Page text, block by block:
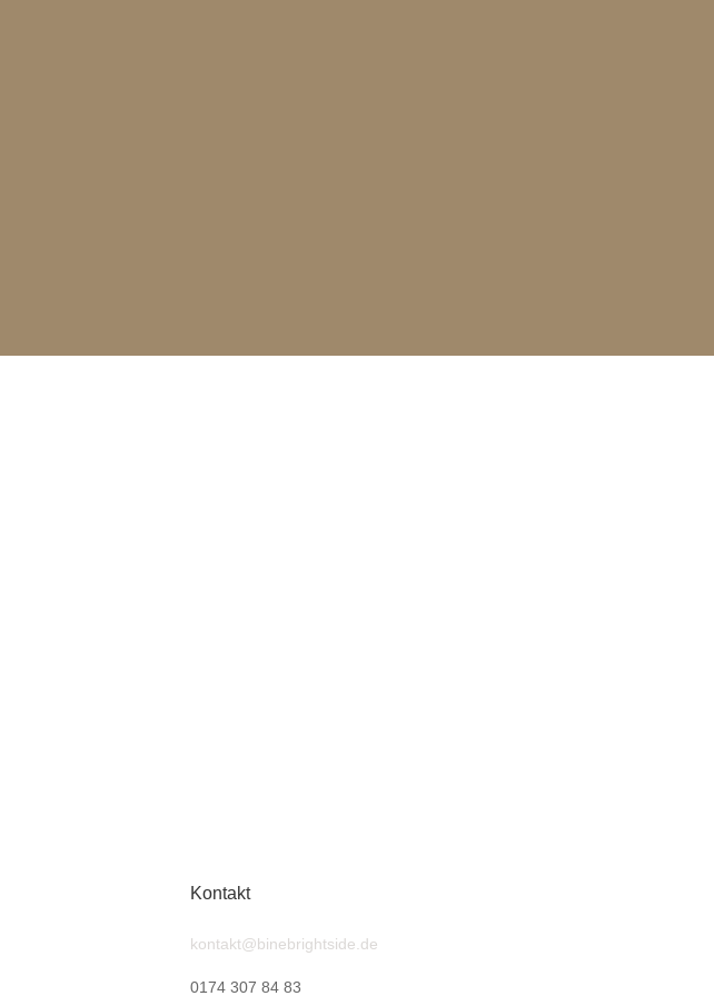
Kontakt
kontakt@binebrightside.de
0174 307 84 83